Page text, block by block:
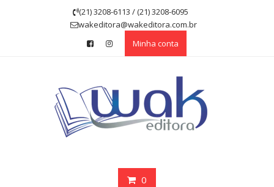
(21) 3208-6113 / (21) 3208-6095
wakeditora@wakeditora.com.br
Minha conta
0